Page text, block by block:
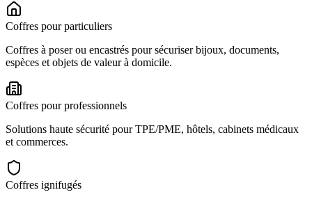
Coffres pour particuliers
Coffres à poser ou encastrés pour sécuriser bijoux, documents,
espèces et objets de valeur à domicile.
Coffres pour professionnels
Solutions haute sécurité pour TPE/PME, hôtels, cabinets médicaux
et commerces.
Coffres ignifugés